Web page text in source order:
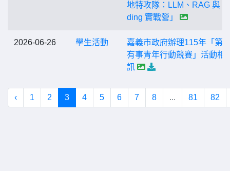
地特攻隊：LLM、RAG 與
ding 實戰營」
2026-06-26 學生活動
嘉義市政府辦理115年「第
有事青年行動競賽」活動相
訊
‹ 1 2 3 4 5 6 7 8 ... 81 82